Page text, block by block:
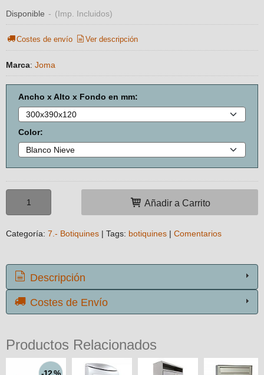
Disponible - (Imp. Incluidos)
Costes de envío Ver descripción
Marca: Joma
Ancho x Alto x Fondo en mm:
Color:
Añadir a Carrito
Categoría: 7.- Botiquines | Tags: botiquines | Comentarios
Descripción
Costes de Envío
Productos Relacionados